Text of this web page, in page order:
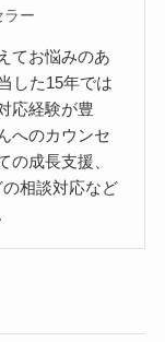
ラー
てお悩みのあ
した15年では
応経験が豊
へのカウンセ
の成長支援、
相談対応など